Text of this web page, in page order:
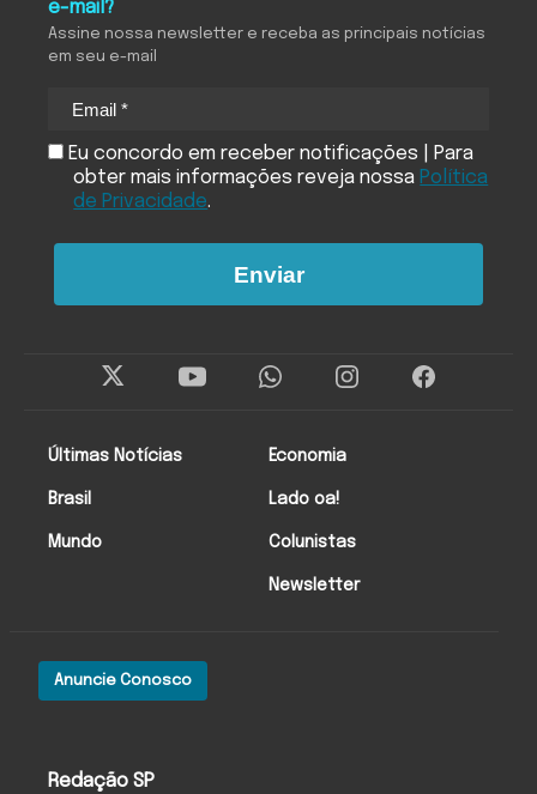
Redação SP
Anuncie Conosco
Últimas Notícias
Brasil
Mundo
Economia
Lado oa!
Colunistas
Newsletter
e-mail?
Assine nossa newsletter e receba as principais notícias
em seu e-mail
Eu concordo em receber notificações | Para
obter mais informações reveja nossa Política
de Privacidade.
Enviar